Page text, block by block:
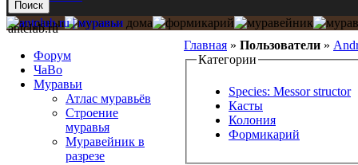
Главная » Пользователи »
Категории
Species: Messor structor
Касты
Колония
Формикарий
antclub.ru
Форум
ЧаВо
Муравьи
Атлас муравьёв
Строение
муравья
Муравейник в
разрезе